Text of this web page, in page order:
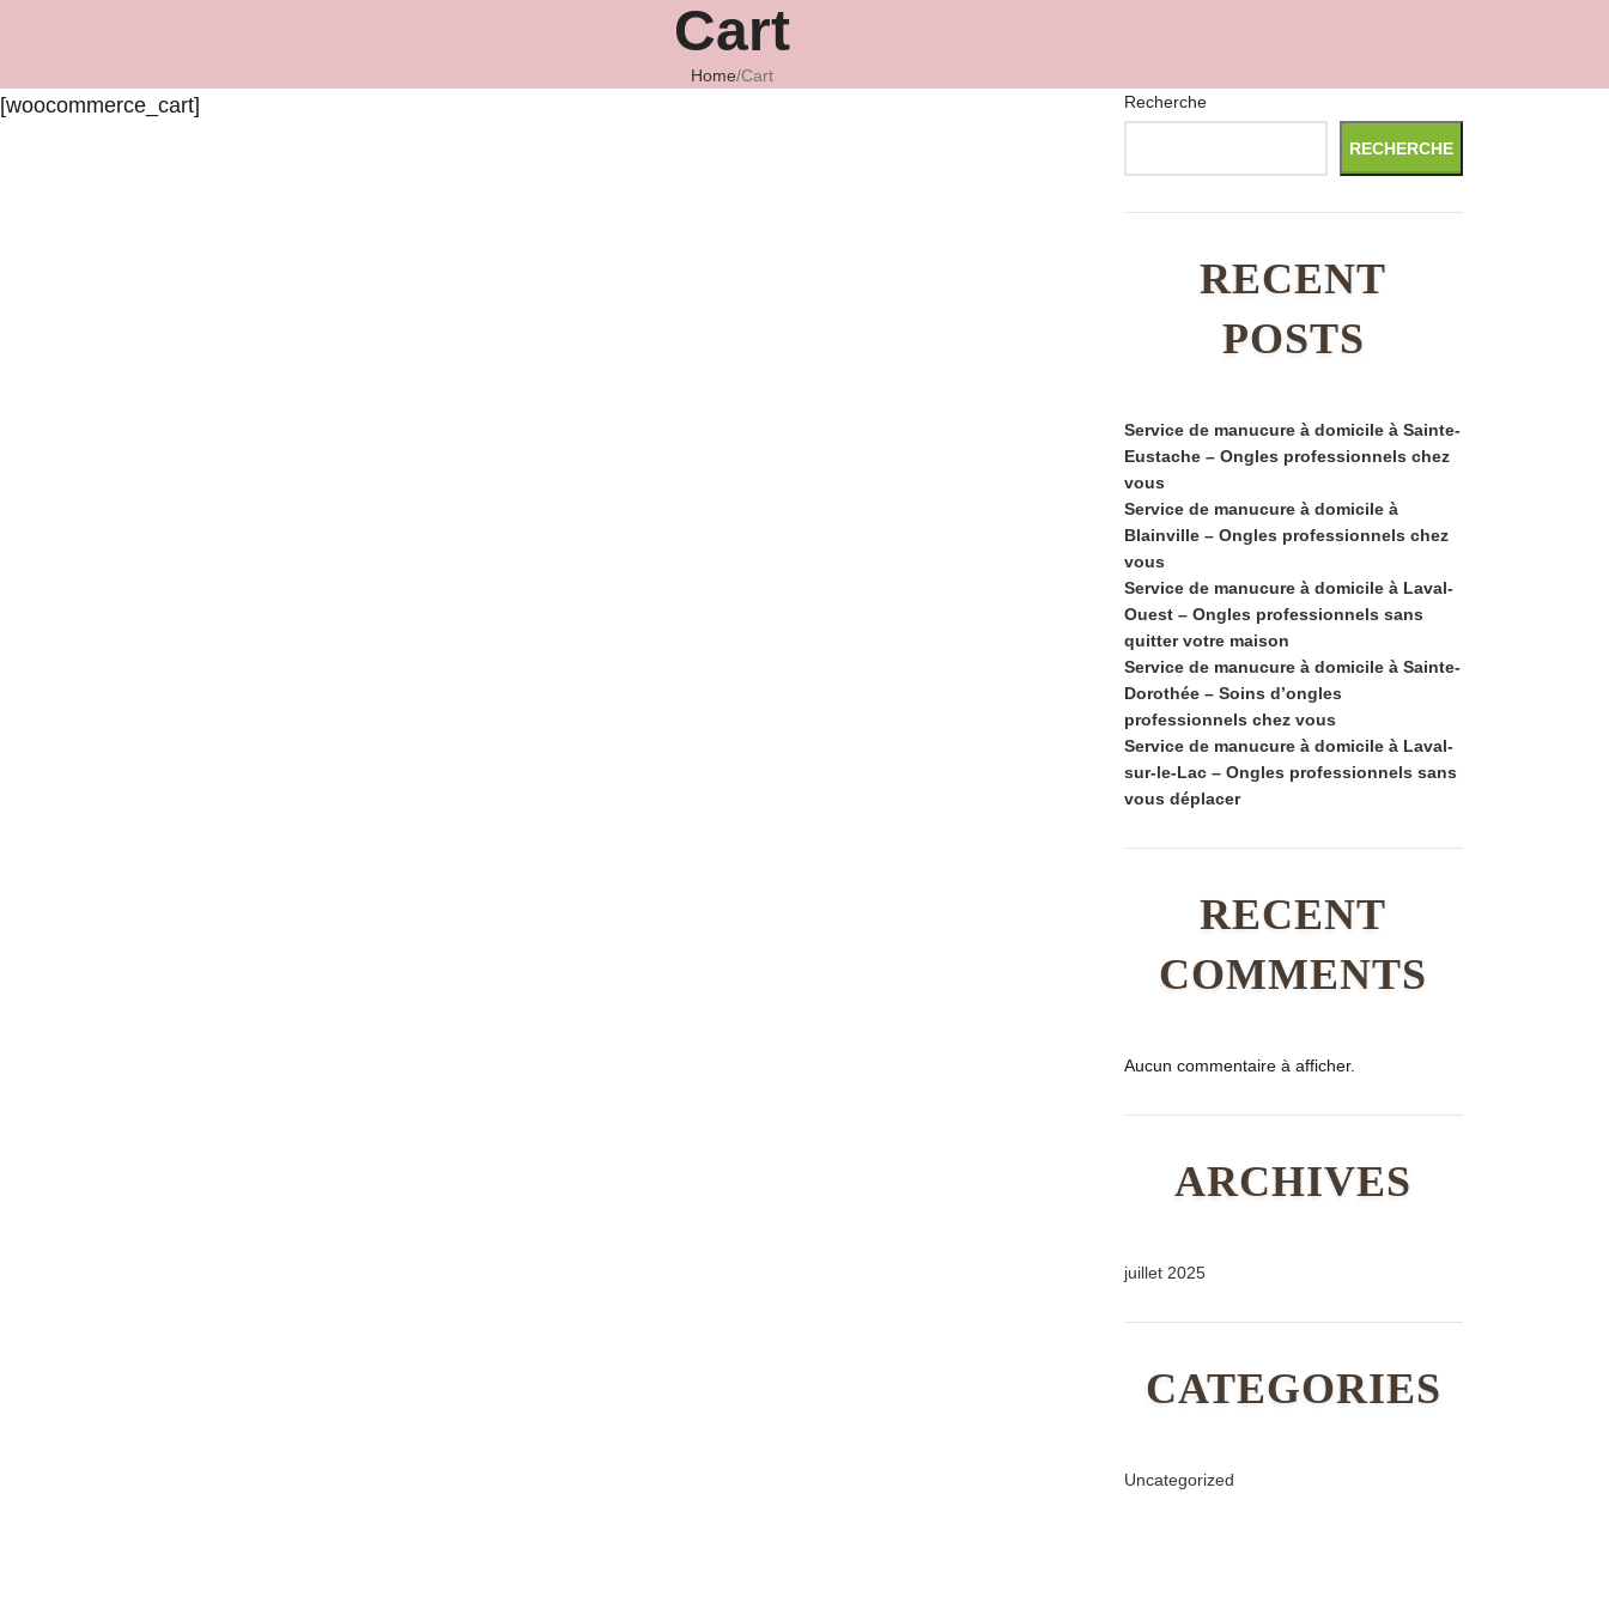
Cart
Home Cart
[woocommerce_cart] Recherche
RECHERCHE
RECENT
POSTS
Service de manucure à domicile à Sainte-
Eustache – Ongles professionnels chez
vous
Service de manucure à domicile à
Blainville – Ongles professionnels chez
vous
Service de manucure à domicile à Laval-
Ouest – Ongles professionnels sans
quitter votre maison
Service de manucure à domicile à Sainte-
Dorothée – Soins d’ongles
professionnels chez vous
Service de manucure à domicile à Laval-
sur-le-Lac – Ongles professionnels sans
vous déplacer
RECENT
COMMENTS
Aucun commentaire à afficher.
ARCHIVES
juillet 2025
CATEGORIES
Uncategorized